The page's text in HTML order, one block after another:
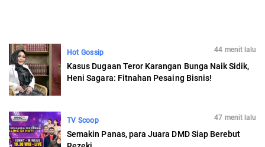
Hot Gossip 44 menit lalu
Kasus Dugaan Teror Karangan Bunga Naik Sidik,
Heni Sagara: Fitnahan Pesaing Bisnis!
TV Scoop 47 menit lalu
Semakin Panas, para Juara DMD Siap Berebut